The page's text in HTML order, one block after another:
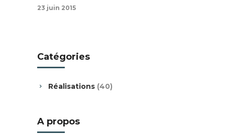
23 juin 2015
Catégories
Réalisations (40)
A propos